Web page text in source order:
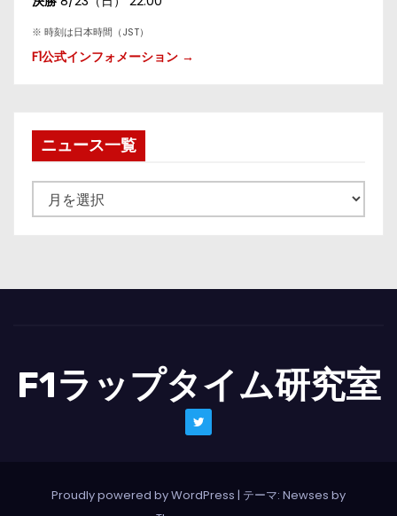
※ 時刻は日本時間（JST）
F1公式インフォメーション →
ニュース一覧
ュ
一
F1ラップタイム研究室
Proudly powered by WordPress | テーマ: Newses by